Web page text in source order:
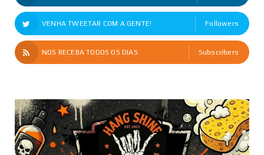
VENHA TWEETAR COM A GENTE! Followers
NOS RECEBA TODOS OS DIAS Subscribers